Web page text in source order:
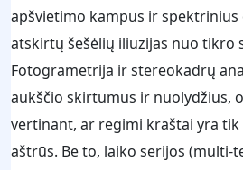
apšvietimo kampus ir spektrinius
atskirtų šešėlių iliuzijas nuo
Fotogrametrija ir stereokadrų
aukščio skirtumus ir nuolydžius,
vertinant, ar regimi kraštai yra tik
aštrūs. Be to, laiko serijos (multi-